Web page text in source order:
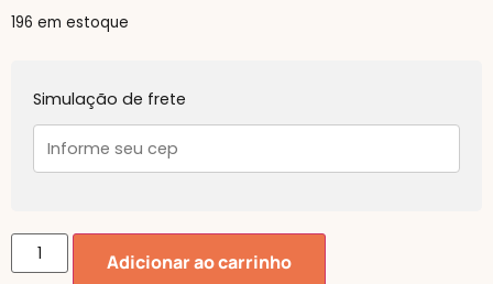
196 em estoque
Simulação de frete
Adicionar ao carrinho